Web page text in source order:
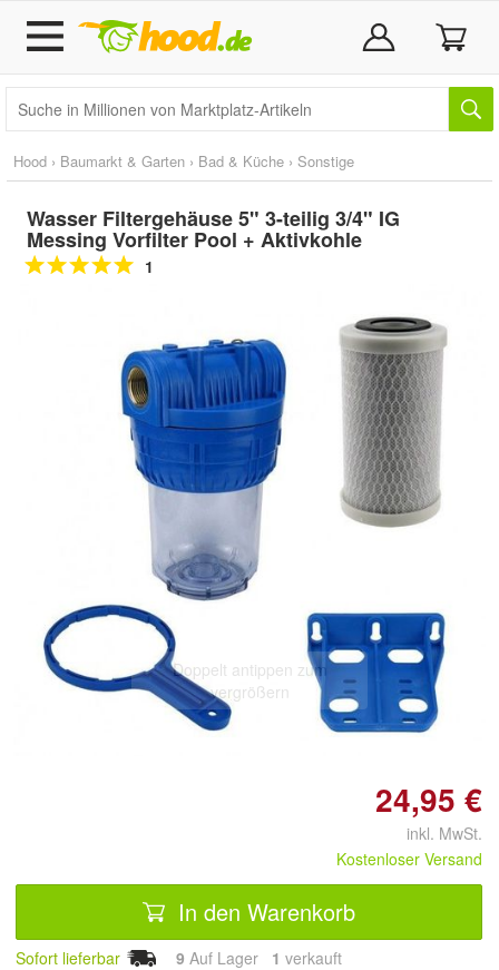
Hood › Baumarkt & Garten › Bad & Küche › Sonstige
Wasser Filtergehäuse 5" 3-teilig 3/4" IG
Messing Vorfilter Pool + Aktivkohle
1
Doppelt antippen zum
vergrößern
24,95 €
inkl. MwSt.
Kostenloser Versand
In den Warenkorb
Sofort lieferbar 9 Auf Lager 1 verkauft